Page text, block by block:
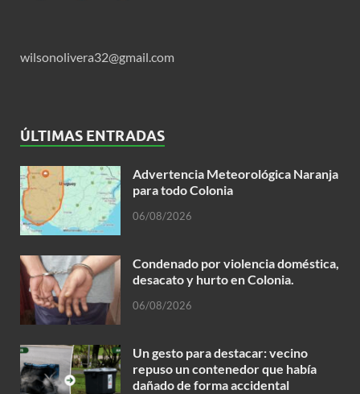
wilsonolivera32@gmail.com
ÚLTIMAS ENTRADAS
Advertencia Meteorológica Naranja
para todo Colonia
06/08/2026
Condenado por violencia doméstica,
desacato y hurto en Colonia.
06/08/2026
Un gesto para destacar: vecino
repuso un contenedor que había
dañado de forma accidental